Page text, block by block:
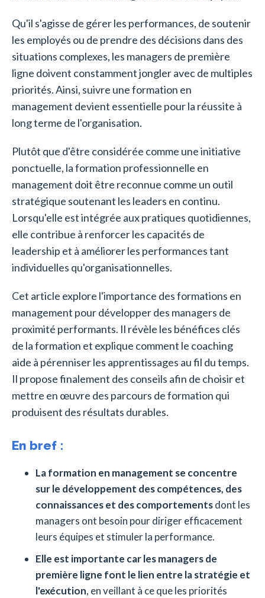
Qu'il s'agisse de gérer les performances, de soutenir
les employés ou de prendre des décisions dans des
situations complexes, les managers de première
ligne doivent constamment jongler avec de multiples
priorités. Ainsi, suivre une formation en
management devient essentielle pour la réussite à
long terme de l'organisation.
Plutôt que d'être considérée comme une initiative
ponctuelle, la formation professionnelle en
management doit être reconnue comme un outil
stratégique soutenant les leaders en continu.
Lorsqu'elle est intégrée aux pratiques quotidiennes,
elle contribue à renforcer les capacités de
leadership et à améliorer les performances tant
individuelles qu'organisationnelles.
Cet article explore l'importance des formations en
management pour développer des managers de
proximité performants. Il révèle les bénéfices clés
de la formation et explique comment le coaching
aide à pérenniser les apprentissages au fil du temps.
Il propose finalement des conseils afin de choisir et
mettre en œuvre des parcours de formation qui
produisent des résultats durables.
En bref :
La formation en management se concentre
sur le développement des compétences, des
connaissances et des comportementsdont les
managers ont besoin pour diriger efficacement
leurs équipes et stimuler la performance.
Elle est importante car les managers de
première ligne font le lien entre la stratégie et
l'exécution, en veillant à ce que les priorités